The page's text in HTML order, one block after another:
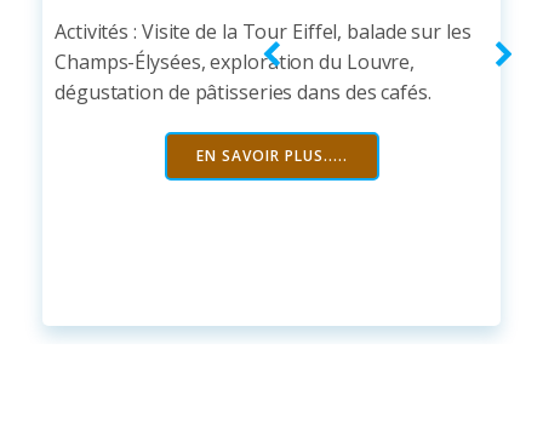
Activités : Visite de la Tour Eiffel, balade sur les
Champs-Élysées, exploration du Louvre,
dégustation de pâtisseries dans des cafés.
EN SAVOIR PLUS.....